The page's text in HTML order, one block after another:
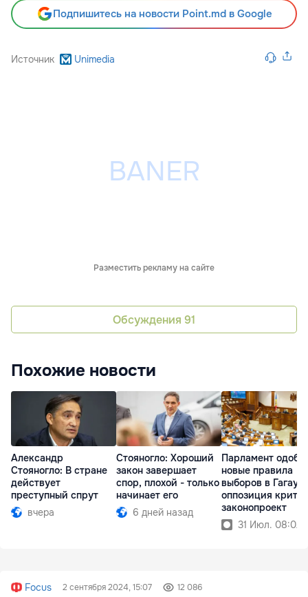
Подпишитесь на новости Point.md в Google
Источник Unimedia
Разместить рекламу на сайте
Обсуждения 91
Похожие новости
Александр
Стояногло: В стране
действует
преступный спрут
вчера
Стояногло: Хороший
закон завершает
спор, плохой - только
начинает его
6 дней назад
Парламент
новые правила
выборов в
оппозиция
законопроект
31 Июл. 08:02
Focus 2 сентября 2024, 15:07 12 086